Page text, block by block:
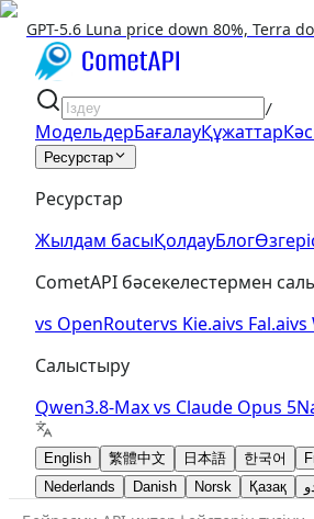
GPT-5.6 Luna price down 80%, Terra
/
МодельдерБағалауҚұжаттар
Ресурстар
Ресурстар
Жылдам басыҚолдауБлог
CometAPI бәсекелестермен
vs OpenRoutervs Kie.aivs Fal.aivs
Салыстыру
Qwen3.8-Maxvs Claude Opus 5
English 繁體中文 日本語 한국어
Nederlands
Danish Norsk Қазақ